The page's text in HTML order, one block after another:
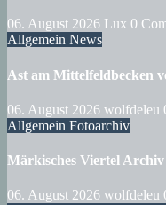
06. August 2026 Lux 0
Allgemein News
Ast am Mittelfeldbecken
06. August 2026 wolfdeleu
Allgemein Fotoarchiv
Märkisches Viertel
06. August 2026 wolfdeleu